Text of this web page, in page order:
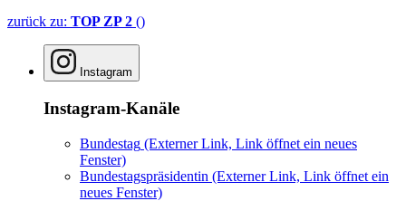
zurück zu: TOP ZP 2 ()
Instagram
Instagram-Kanäle
Bundestag (Externer Link, Link öffnet ein neues
Fenster)
Bundestagspräsidentin (Externer Link, Link öffnet ein
neues Fenster)